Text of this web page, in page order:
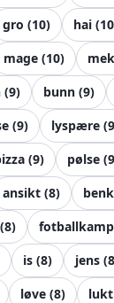
gro (10) hai (10
mage (10)
(9) bunn (9)
(9) lyspære (9
(9) pølse (9
ansikt (8) benk
(8) fotballkamp
is (8) jens (8
løve (8) lukt